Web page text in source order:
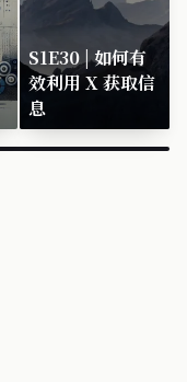
S1E30 | 如何有
效利用 X 获取信
息